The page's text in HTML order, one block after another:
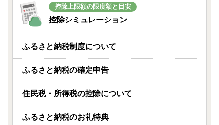
控除上限額の限度額と目安
控除シミュレーション
ふるさと納税制度について
ふるさと納税の確定申告
住民税・所得税の控除について
ふるさと納税のお礼特典